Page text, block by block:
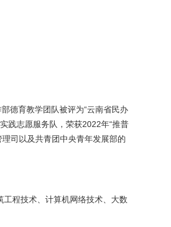
德育教学团队被评为“云南省民办
践志愿服务队，荣获2022年“推普
司以及共青团中央青年发展部的
程技术、计算机网络技术、大数